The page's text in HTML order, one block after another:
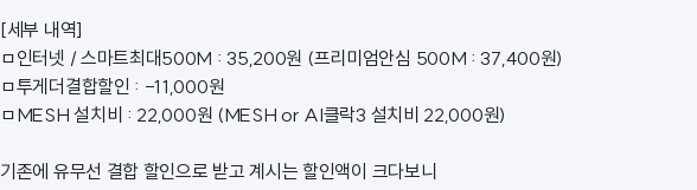
[세부 내역]
ㅁ인터넷 / 스마트최대500M : 35,200원 (프리미엄안심 500M : 37,400원)
ㅁ투게더결합할인 : -11,000원
ㅁMESH 설치비 : 22,000원 (MESH or AI클락3 설치비 22,000원)
기존에 유무선 결합 할인으로 받고 계시는 할인액이 크다보니